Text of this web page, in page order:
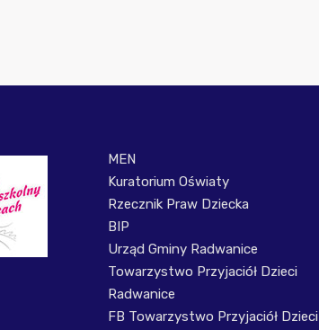
MEN
Kuratorium Oświaty
Rzecznik Praw Dziecka
BIP
Urząd Gminy Radwanice
Towarzystwo Przyjaciół Dzieci
Radwanice
FB Towarzystwo Przyjaciół Dzieci